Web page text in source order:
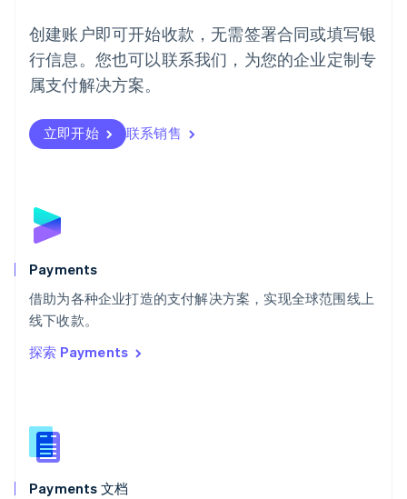
创建账户即可开始收款，无需签署合同或填写银
行信息。您也可以联系我们，为您的企业定制专
属支付解决方案。
立即开始 联系销售
Payments
借助为各种企业打造的支付解决方案，实现全球范围线上
线下收款。
探索 Payments
Payments 文档
葡萄牙
Português English
日本
日本語English
瑞典
瑞士
DeutschFrançais
English
斯洛文尼亚
泰国
ไทยEnglish
希腊
English
西班牙
新西兰
English
匈牙利
English